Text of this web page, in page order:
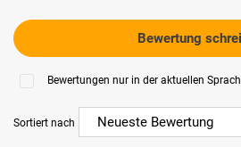
Bewertung
Bewertungen nur in der aktuellen
Sortiert nach